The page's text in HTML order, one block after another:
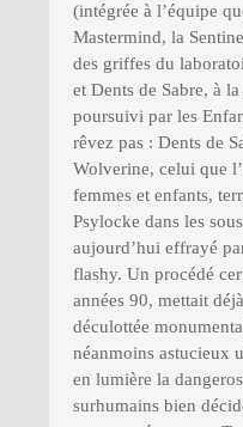
(intégrée à l’équipe
Mastermind, la
des griffes du
et Dents de Sabre, à
poursuivi par les
rêvez pas : Dents de
Wolverine, celui que
femmes et enfants,
Psylocke dans les
aujourd’hui effrayé
flashy. Un procédé
années 90, mettait
déculottée
néanmoins astucieux
en lumière la
surhumains bien